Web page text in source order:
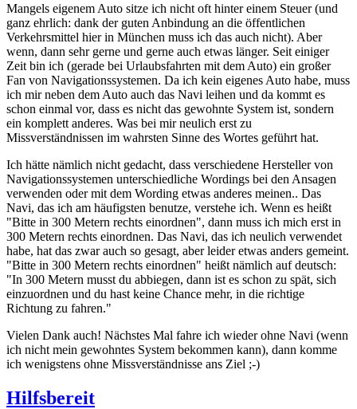
Mangels eigenem Auto sitze ich nicht oft hinter einem Steuer (und
ganz ehrlich: dank der guten Anbindung an die öffentlichen
Verkehrsmittel hier in München muss ich das auch nicht). Aber
wenn, dann sehr gerne und gerne auch etwas länger. Seit einiger
Zeit bin ich (gerade bei Urlaubsfahrten mit dem Auto) ein großer
Fan von Navigationssystemen. Da ich kein eigenes Auto habe, muss
ich mir neben dem Auto auch das Navi leihen und da kommt es
schon einmal vor, dass es nicht das gewohnte System ist, sondern
ein komplett anderes. Was bei mir neulich erst zu
Missverständnissen im wahrsten Sinne des Wortes geführt hat.
Ich hätte nämlich nicht gedacht, dass verschiedene Hersteller von
Navigationssystemen unterschiedliche Wordings bei den Ansagen
verwenden oder mit dem Wording etwas anderes meinen.. Das
Navi, das ich am häufigsten benutze, verstehe ich. Wenn es heißt
"Bitte in 300 Metern rechts einordnen", dann muss ich mich erst in
300 Metern rechts einordnen. Das Navi, das ich neulich verwendet
habe, hat das zwar auch so gesagt, aber leider etwas anders gemeint.
"Bitte in 300 Metern rechts einordnen" heißt nämlich auf deutsch:
"In 300 Metern musst du abbiegen, dann ist es schon zu spät, sich
einzuordnen und du hast keine Chance mehr, in die richtige
Richtung zu fahren."
Vielen Dank auch! Nächstes Mal fahre ich wieder ohne Navi (wenn
ich nicht mein gewohntes System bekommen kann), dann komme
ich wenigstens ohne Missverständnisse ans Ziel ;-)
Hilfsbereit